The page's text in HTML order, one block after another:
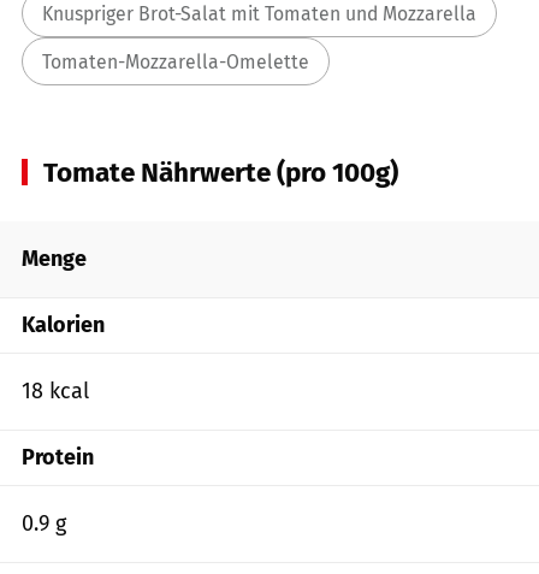
Knuspriger Brot-Salat mit Tomaten und Mozzarella
Tomaten-Mozzarella-Omelette
Tomate Nährwerte (pro 100g)
Menge
Kalorien
18 kcal
Protein
0.9 g